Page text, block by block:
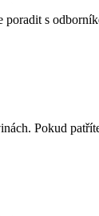
s
Pokud